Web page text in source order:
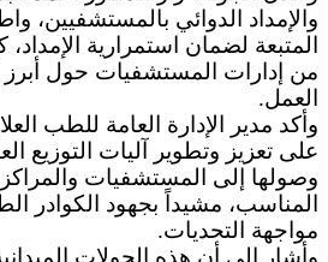
والإمداد الدوائي بالمستشفيين،
المتبعة لضمان استمرارية الإمداد،
من إدارات المستشفيات حول أبرز
العمل.
وأكد مدير الإدارة العامة للطب
على تعزيز وتطوير آليات التوزيع
وصولها إلى المستشفيات
المناسب، مشيداً بجهود الكوادر
مواجهة التحديات.
وأشار إلى أن هذه الجولات